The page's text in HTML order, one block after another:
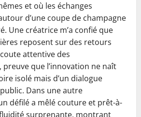
et où les échanges
d’une coupe de champagne
Une créatrice m’a confié que
reposent sur des retours
attentive des
que l’innovation ne naît
isolé mais d’un dialogue
Dans une autre
défilé a mêlé couture et prêt-à-
surprenante, montrant